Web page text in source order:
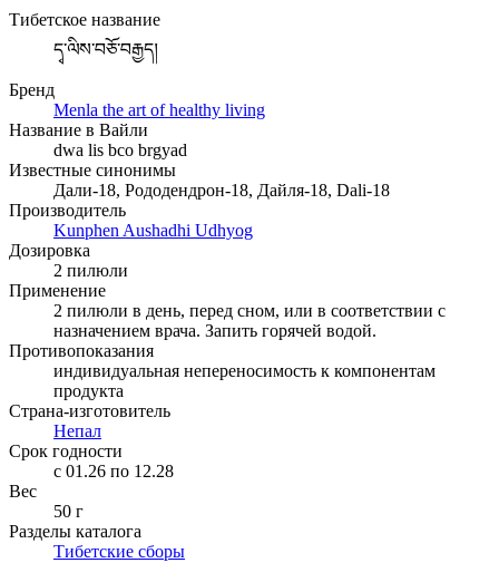
Тибетское название
དྭ་ལིས་བཅོ་བརྒྱད།
Бренд
Menla the art of healthy living
Название в Вайли
dwa lis bco brgyad
Известные синонимы
Дали-18, Рододендрон-18, Дайля-18, Dali-18
Производитель
Kunphen Aushadhi Udhyog
Дозировка
2 пилюли
Применение
2 пилюли в день, перед сном, или в соответствии с
назначением врача. Запить горячей водой.
Противопоказания
индивидуальная непереносимость к компонентам
продукта
Страна-изготовитель
Непал
Срок годности
c 01.26 по 12.28
Вес
50 г
Разделы каталога
Тибетские сборы